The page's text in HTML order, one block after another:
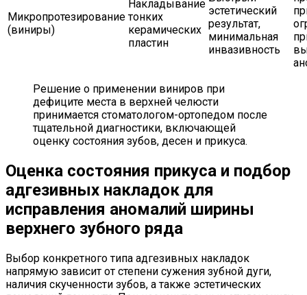
Микропротезирование
(виниры)
Накладывание
тонких
керамических
пластин
эстетический
результат,
минимальная
инвазивность
Решение о применении виниров при
дефиците места в верхней челюсти
принимается стоматологом-ортопедом после
тщательной диагностики, включающей
оценку состояния зубов, десен и прикуса.
Оценка состояния прикуса и подбор
адгезивных накладок для
исправления аномалий ширины
верхнего зубного ряда
Выбор конкретного типа адгезивных накладок
напрямую зависит от степени сужения зубной дуги,
наличия скученности зубов, а также эстетических